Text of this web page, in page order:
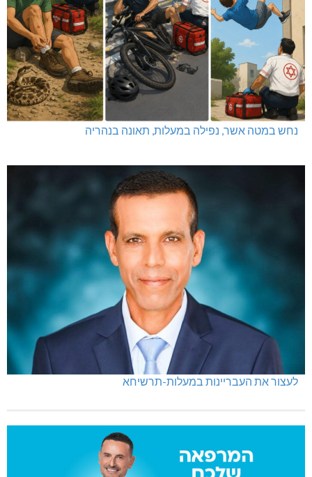
נחש במטה אשר, נפילה במעלות, תאונה בנהריה
לעצור את העבריינות במעלות-תרשיחא